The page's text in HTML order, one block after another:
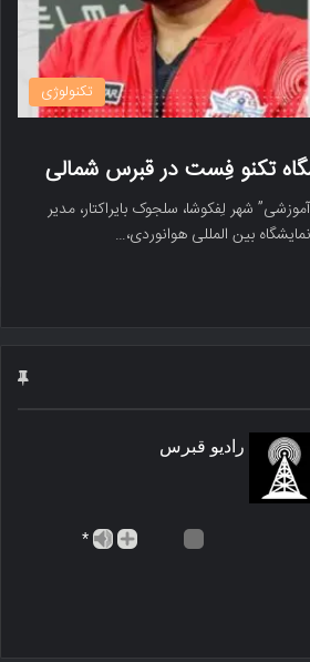
تکنولوژی
تکنو فِست در قبرس شمالی
شهر لِفکوشا، سلجوک بایراکتار، مدیر
رادیو قبرس
*